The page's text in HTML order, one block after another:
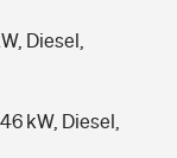
Diesel,
kW, Diesel,